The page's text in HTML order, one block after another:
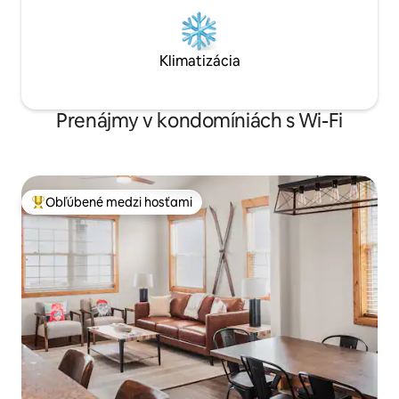
Klimatizácia
Prenájmy v kondomíniách s Wi-Fi
Najobľúbenejšie medzi hosťami
Obľúbené medzi hosťami